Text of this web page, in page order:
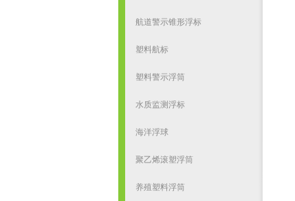
航道警示锥形浮标
塑料航标
塑料警示浮筒
水质监测浮标
海洋浮球
聚乙烯滚塑浮筒
养殖塑料浮筒